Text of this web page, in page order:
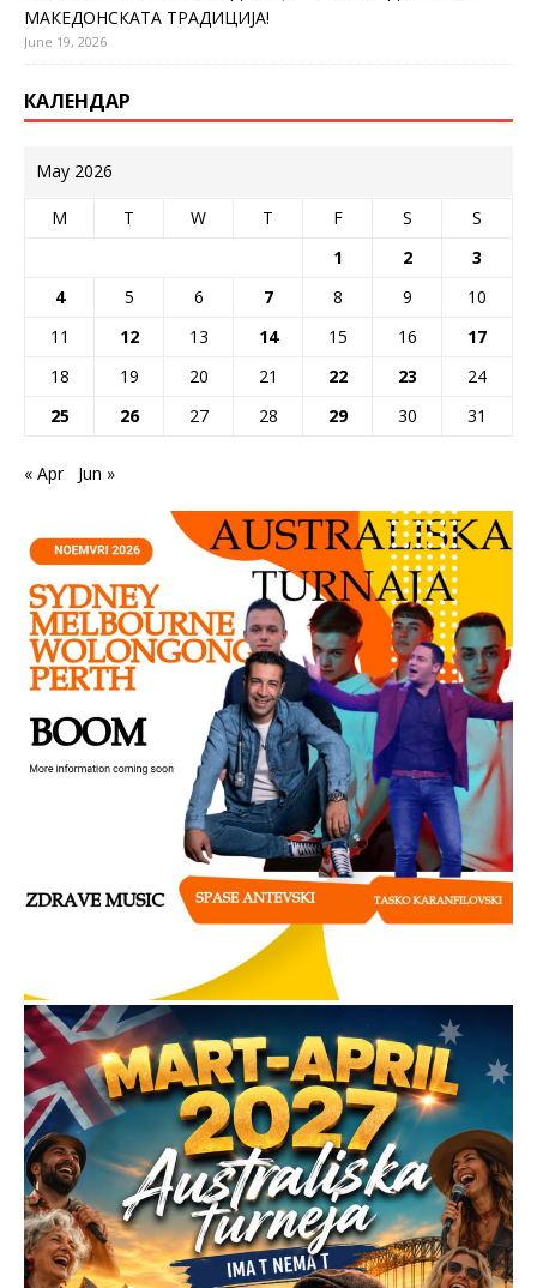
МАКЕДОНСКАТА ТРАДИЦИЈА!
June 19, 2026
КАЛЕНДАР
May 2026
M T W T F S
S
1
2
3
4
5 6 7 8 9
10
11
12 13 14 15 16
17
18
19 20 21 22 23
24
25
26 27 28 29 30 31
« Apr Jun »